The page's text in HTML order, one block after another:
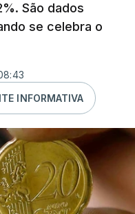
São dados
se celebra o
INFORMATIVA